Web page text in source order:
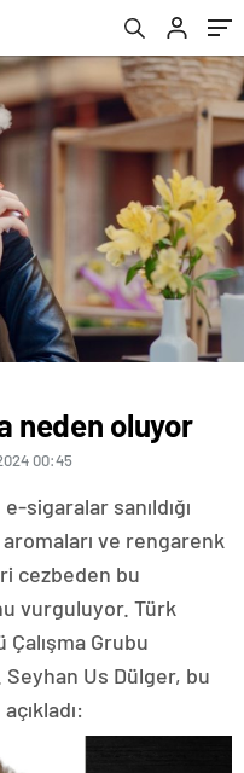
neden oluyor
00:45
sigaralar sanıldığı
ve rengarenk
cezbeden bu
vurguluyor. Türk
Grubu
Us Dülger, bu